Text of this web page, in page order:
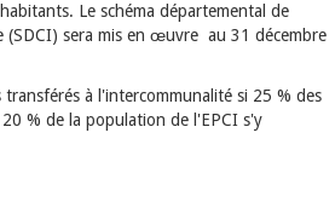
Le schéma départemental de
(SDCI) sera mis en œuvre au 31 décembre
à l'intercommunalité si 25 % des
% de la population de l'EPCI s'y